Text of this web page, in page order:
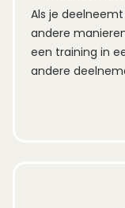
Als je
andere
een training in
andere